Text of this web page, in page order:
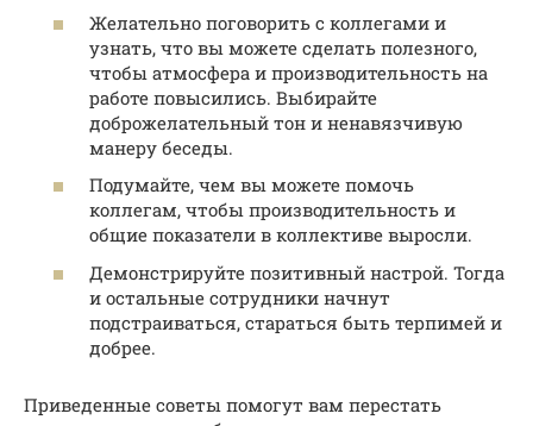
Желательно поговорить с коллегами и
узнать, что вы можете сделать полезного,
чтобы атмосфера и производительность на
работе повысились. Выбирайте
доброжелательный тон и ненавязчивую
манеру беседы.
Подумайте, чем вы можете помочь
коллегам, чтобы производительность и
общие показатели в коллективе выросли.
Демонстрируйте позитивный настрой. Тогда
и остальные сотрудники начнут
подстраиваться, стараться быть терпимей и
добрее.
Приведенные советы помогут вам перестать